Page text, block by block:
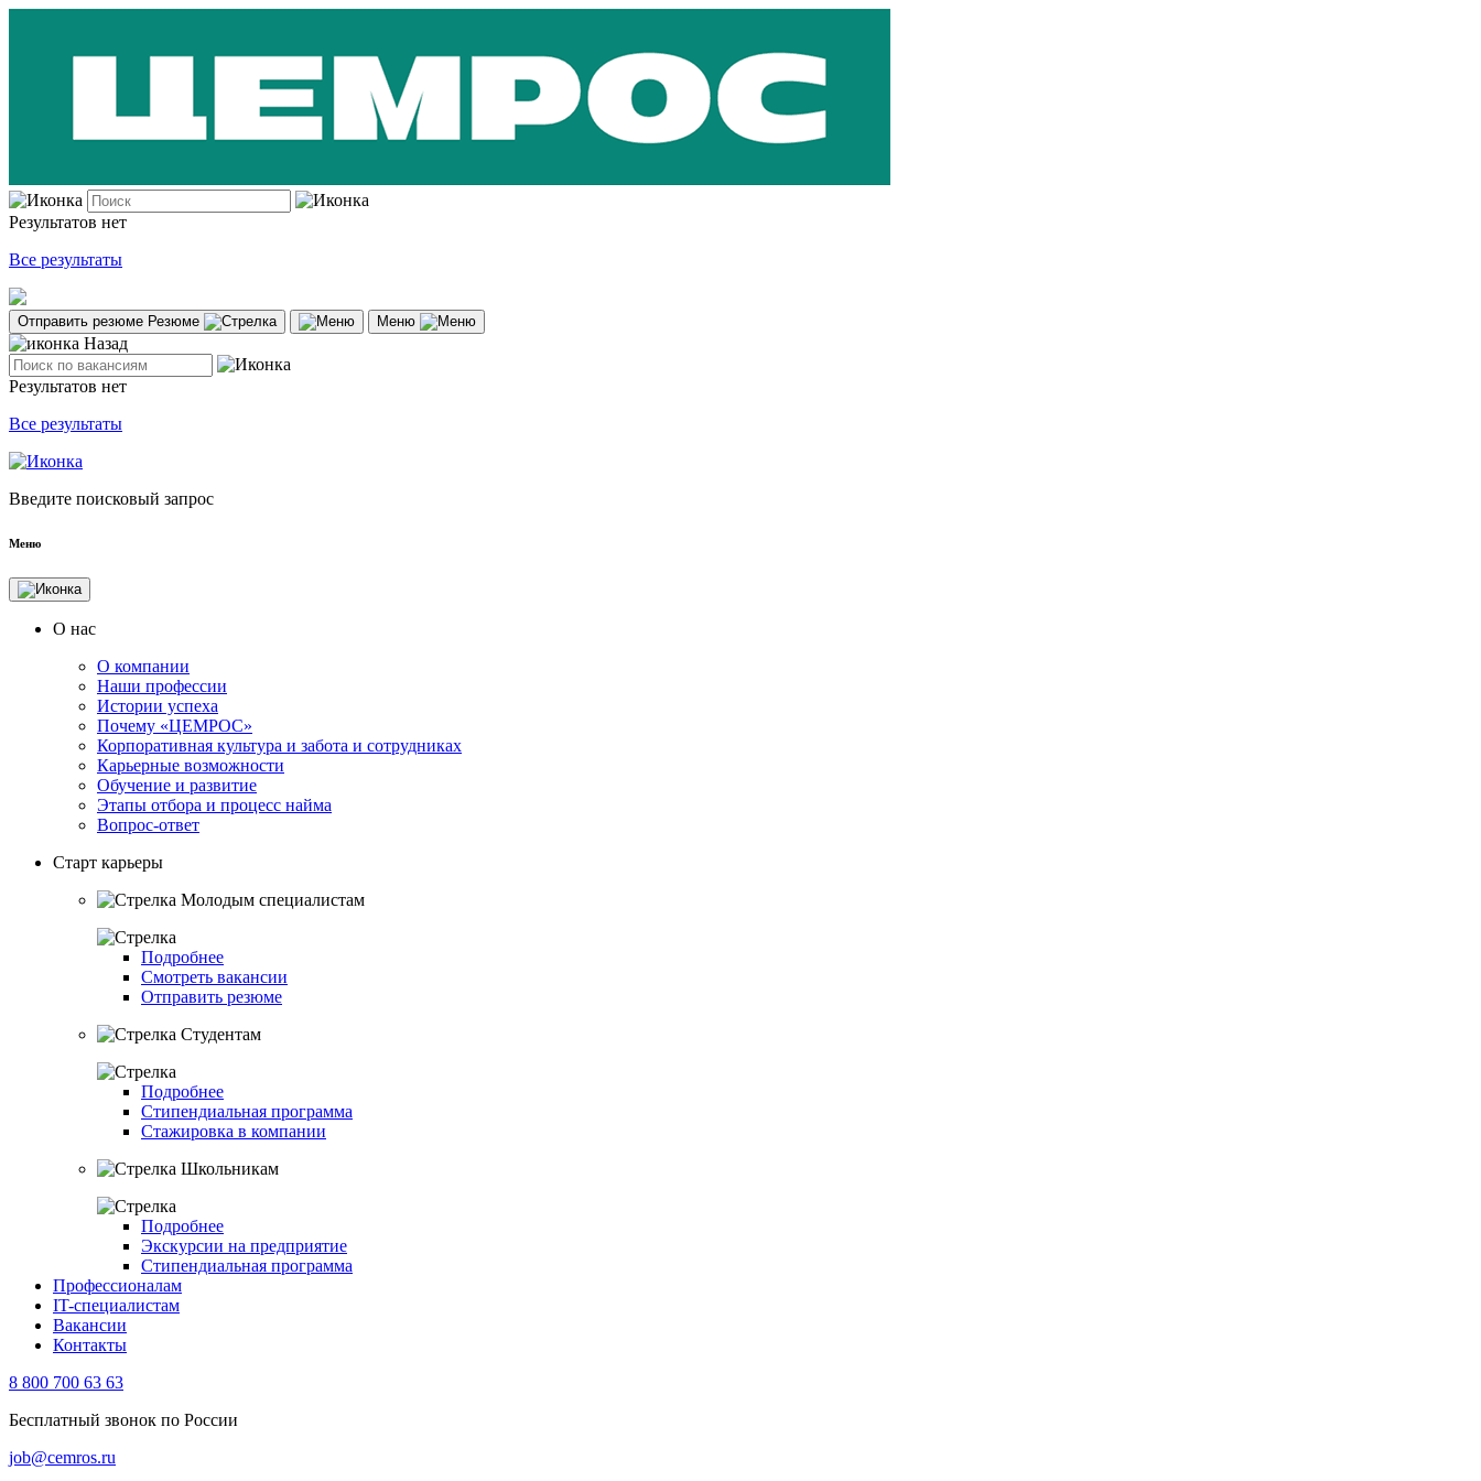
Результатов нет
Все результаты
Отправить резюме Резюме Меню
Назад
Результатов нет
Все результаты
Введите поисковый запрос
Меню
О нас
О компании
Наши профессии
Истории успеха
Почему «ЦЕМРОС»
Корпоративная культура и забота и сотрудниках
Карьерные возможности
Обучение и развитие
Этапы отбора и процесс найма
Вопрос-ответ
Старт карьеры
Молодым специалистам
Подробнее
Смотреть вакансии
Отправить резюме
Студентам
Подробнее
Стипендиальная программа
Стажировка в компании
Школьникам
Подробнее
Экскурсии на предприятие
Стипендиальная программа
Профессионалам
IT-специалистам
Вакансии
Контакты
8 800 700 63 63
Бесплатный звонок по России
job@cemros.ru